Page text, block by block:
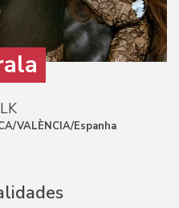
VALÈNCIA/Espanha